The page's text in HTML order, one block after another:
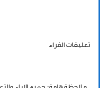
تعليقات القراء